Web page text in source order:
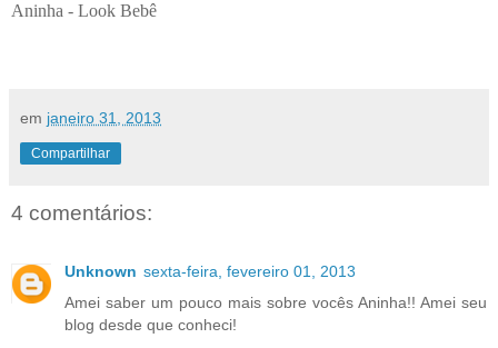
Aninha - Look Bebê
em janeiro 31, 2013
Compartilhar
4 comentários:
Unknown sexta-feira, fevereiro 01, 2013
Amei saber um pouco mais sobre vocês Aninha!! Amei seu
blog desde que conheci!